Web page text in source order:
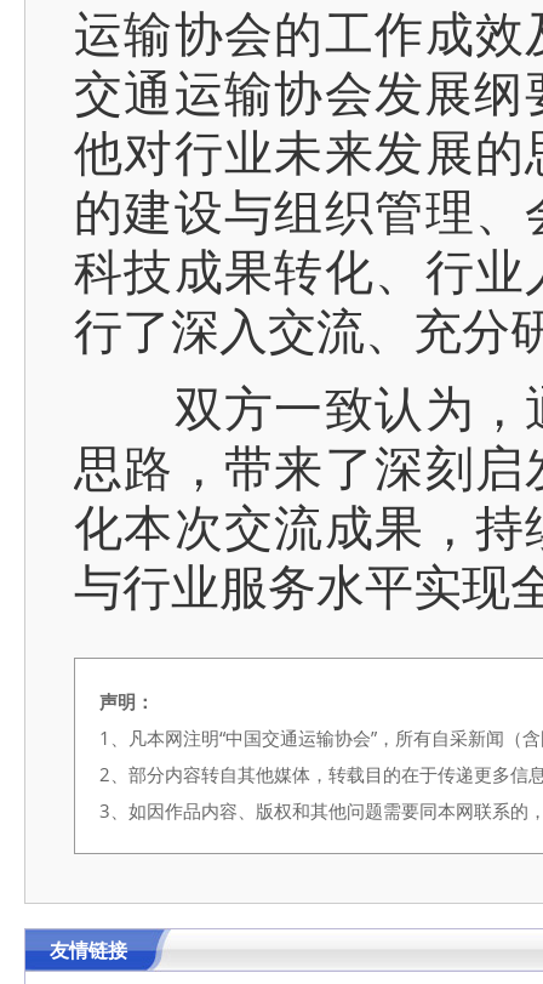
运输协会的工作成
交通运输协会发展
他对行业未来发展
的建设与组织管理
科技成果转化、行
行了深入交流、充分
双方一致认为，
思路，带来了深刻
化本次交流成果，
与行业服务水平实现
声明：
1、凡本网注明“中国交通运输协会”，所有自采新闻（
2、部分内容转自其他媒体，转载目的在于传递更多信
3、如因作品内容、版权和其他问题需要同本网联系
友情链接